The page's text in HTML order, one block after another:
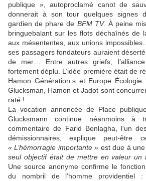
publique », autoproclamé canot de
donnerait à son tour quelques signes
gardien de phare de BFM TV. À peine
bringuebalant sur les flots déchaînés de
aux mésententes, aux unions
ses passagers fondateurs auraient
de mer… Entre autres griefs,
fortement déplu. L’idée première était de
Hamon Génération.s et Europe Écologie
Glucksman, Hamon et Jadot sont
raté !
La vocation annoncée de Place
Glucksmann continue néanmoins
commentaire de Farid Benlagha, l’un
démissionnaires, explique peut-être
« L’hémorragie importante » est due à
seul objectif était de mettre en valeur un
Une source anonyme confirme le
du nombril de l’homme providentiel :